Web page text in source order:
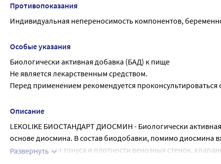
Противопоказания
Индивидуальная непереносимость компонентов,
Особые указания
Биологически активная добавка (БАД) к пище
Не является лекарственным средством.
Перед применением рекомендуется проконсультироваться
Описание
LEKOLIKE БИОСТАНДАРТ ДИОСМИН - Биологически
основе диосмина. В состав биодобавки, помимо диосмина
нормализации тонуса и плотности венозных стенок,
Развернуть